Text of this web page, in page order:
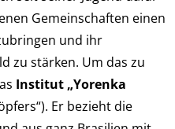
Gemeinschaften einen
und ihr
zu stärken. Um das zu
Institut „Yorenka
Er bezieht die